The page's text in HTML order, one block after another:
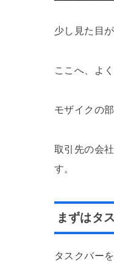
少し見た目
ここへ、よ
モザイクの
取引先の会
す。
まずはタ
タスクバー